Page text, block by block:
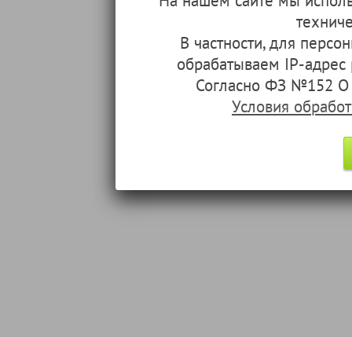
В частности, для
обрабатываем IP-
Согласно ФЗ №152 О
Условия